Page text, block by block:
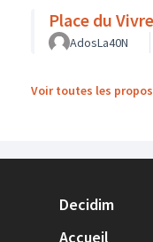
Place du
AdosLa40N
Voir toutes les
Decidim
Accueil